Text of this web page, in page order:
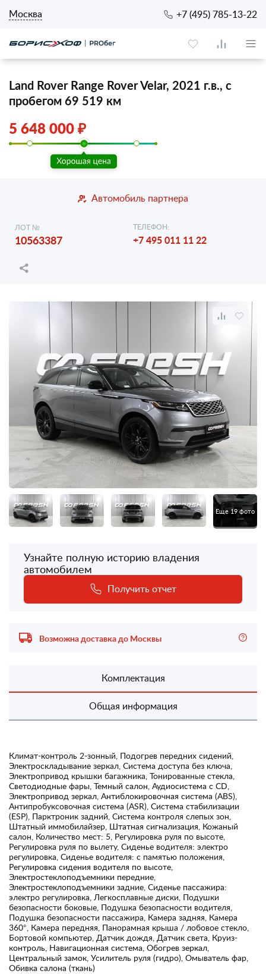
Москва +7 (495) 785-13-22
Land Rover Range Rover Velar, 2021 г.в., с
пробегом 69 519 км
5 648 000 ₽
Автомобиль партнера
ЛОТ №
10563387
ТЕЛЕФОН:
+7 495 011 11 22
Еще 19 фото
Узнайте полную историю владения
автомобилем
Получить отчет
Возможна доставка до Москвы
Комплектация
Общая информация
Климат-контроль 2-зонный, Подогрев передних сидений,
Электроскладывание зеркал, Система доступа без ключа,
Электропривод крышки багажника, Тонированные стекла,
Светодиодные фары, Темный салон, Аудиосистема с CD,
Электропривод зеркал, Антиблокировочная система (ABS),
Антипробуксовочная система (ASR), Система стабилизации
(ESP), Парктроник задний, Система контроля слепых зон,
Штатный иммобилайзер, Штатная сигнализация, Кожаный
салон, Количество мест: 5, Регулировка руля по высоте,
Регулировка руля по вылету, Сиденье водителя: электро
регулировка, Сиденье водителя: с памятью положения,
Регулировка сидения водителя по высоте,
Электростеклоподъемники передние,
Электростеклоподъемники задние, Сиденье пассажира:
электро регулировка, Легкосплавные диски, Подушки
безопасности боковые, Подушка безопасности водителя,
Подушка безопасности пассажира, Камера задняя, Камера
360°, Камера передняя, Панорамная крыша / лобовое стекло,
Бортовой компьютер, Датчик дождя, Датчик света, Круиз-
контроль, Навигационная система, Обогрев зеркал,
Центральный замок, Усилитель руля (гидро), Омыватель фар,
Обивка салона (ткань)